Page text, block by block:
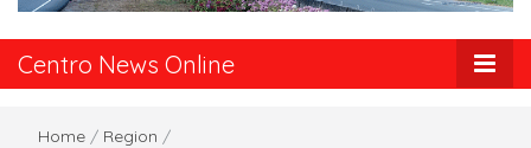
Online
Centro News Online
Home / Region /